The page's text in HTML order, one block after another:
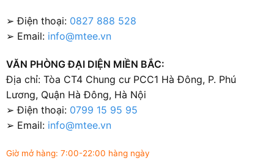
➢ Điện thoại: 0827 888 528
➢ Email: info@mtee.vn
VĂN PHÒNG ĐẠI DIỆN MIỀN BẮC:
Địa chỉ: Tòa CT4 Chung cư PCC1 Hà Đông, P. Phú
Lương, Quận Hà Đông, Hà Nội
➢ Điện thoại: 0799 15 95 95
➢ Email: info@mtee.vn
Giờ mở hàng: 7:00-22:00 hàng ngày